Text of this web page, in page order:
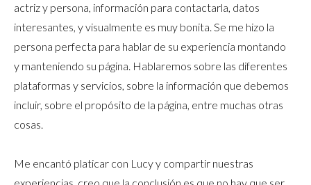
actriz y persona, información para contactarla, datos
interesantes, y visualmente es muy bonita. Se me hizo la
persona perfecta para hablar de su experiencia montando
y manteniendo su página. Hablaremos sobre las diferentes
plataformas y servicios, sobre la información que debemos
incluir, sobre el propósito de la página, entre muchas otras
cosas.
Me encantó platicar con Lucy y compartir nuestras